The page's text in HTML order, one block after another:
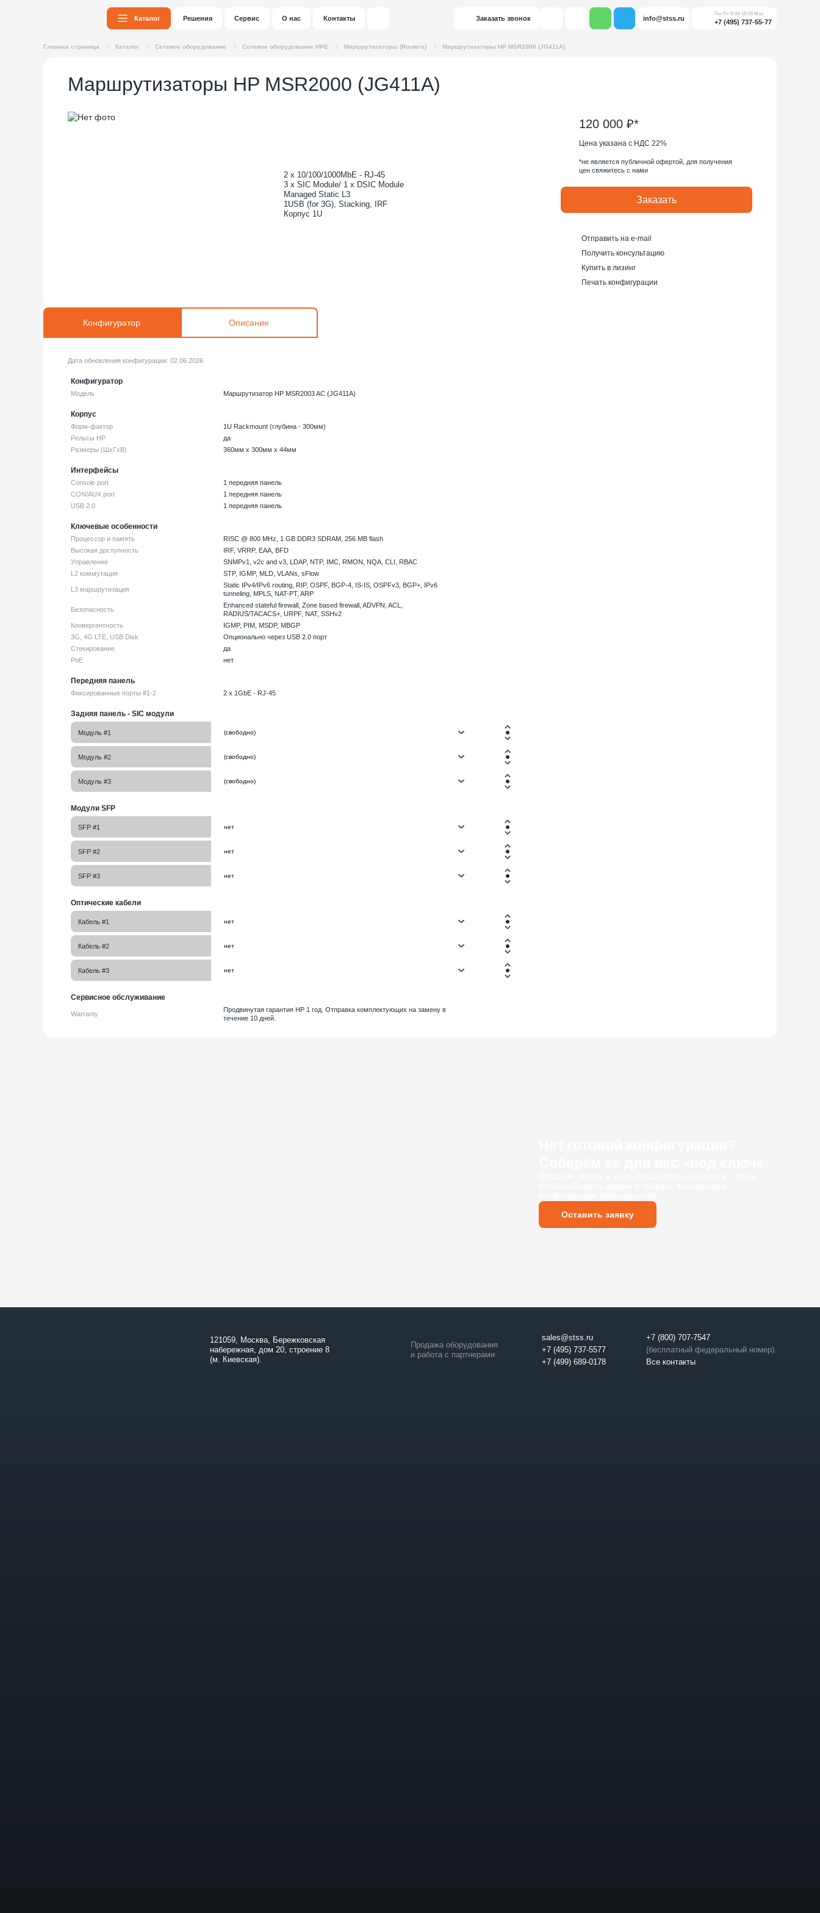
Каталог Решения Сервис О нас Контакты Заказать звонок info@stss.ru
Пн-Пт 9:00-18:00 Мск
+7 (495) 737-55-77
Главная страница Каталог Сетевое оборудование Сетевое оборудование HPE Маршрутизаторы (Routers) Маршрутизаторы HP MSR2000 (JG411A)
Маршрутизаторы HP MSR2000 (JG411A)
2 x 10/100/1000MbE - RJ-45
3 x SIC Module/ 1 x DSIC Module
Managed Static L3
1USB (for 3G), Stacking, IRF
Корпус 1U
Конфигуратор Описание
Дата обновления конфигурации:02.06.2026
Конфигуратор
Модель Маршрутизатор HP MSR2003 AC (JG411A)
Корпус
Форм-фактор
1U Rackmount (глубина - 300мм)
Рельсы HP
да
Размеры (ШхГxВ)
360мм x 300мм x 44мм
Интерфейсы
Console port
1 передняя панель
CON/AUX port
1 передняя панель
USB 2.0
1 передняя панель
Ключевые особенности
Процессор и память
RISC @ 800 MHz, 1 GB DDR3 SDRAM, 256 MB flash
Высокая доступность
IRF, VRRP, EAA, BFD
Управление
SNMPv1, v2c and v3, LDAP, NTP, IMC, RMON, NQA, CLI, RBAC
L2 коммутация
STP, IGMP, MLD, VLANs, sFlow
L3 маршрутизация
Static IPv4/IPv6 routing, RIP, OSPF, BGP-4, IS-IS, OSPFv3, BGP+, IPv6
tunneling, MPLS, NAT-PT, ARP
Безопасность
Enhanced stateful firewall, Zone based firewall, ADVPN, ACL,
RADIUS/TACACS+, URPF, NAT, SSHv2
Конвергентность
IGMP, PIM, MSDP, MBGP
3G, 4G LTE, USB Disk
Опционально через USB 2.0 порт
Стекирование
да
PoE
нет
Передняя панель
Фиксированные порты #1-2 2 x 1GbE - RJ-45
Задняя панель - SIC модули
Модуль #1
Модуль #2
Модуль #3
Модули SFP
SFP #1
SFP #2
SFP #3
Оптические кабели
Кабель #1
Кабель #2
Кабель #3
Сервисное обслуживание
Warranty
Продвинутая гарантия HP 1 год. Отправка комплектующих на замену в
течение 10 дней.
120 000 ₽*
Цена указана с НДС 22%
*не является публичной офертой, для получения
цен свяжитесь с нами
Заказать
Отправить на e-mail
Получить консультацию
Купить в лизинг
Печать конфигурации
Оставить заявку
121059, Москва, Бережковская
набережная, дом 20, строение 8
(м. Киевская).
Продажа оборудования
и работа с партнерами
sales@stss.ru
+7 (495) 737-5577
+7 (499) 689-0178
+7 (800) 707-7547
(бесплатный федеральный номер).
Все контакты